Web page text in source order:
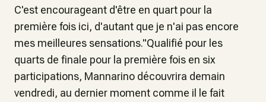
C'est encourageant d'être en quart pour la
première fois ici, d'autant que je n'ai pas encore
mes meilleures sensations."Qualifié pour les
quarts de finale pour la première fois en six
participations, Mannarino découvrira demain
vendredi, au dernier moment comme il le fait